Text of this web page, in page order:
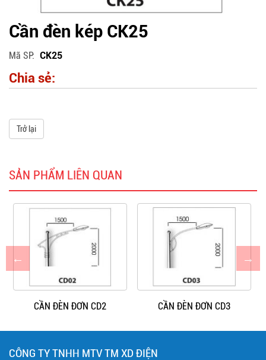
Cần đèn kép CK25
Mã SP CK25
Chia sẻ:
Trở lại
SẢN PHẨM LIÊN QUAN
CẦN ĐÈN ĐƠN CD2 CẦN ĐÈN ĐƠN CD3
CÔNG TY TNHH MTV TM XD ĐIỆN